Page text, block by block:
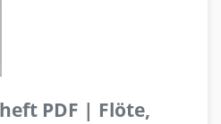
PDF | Flöte,